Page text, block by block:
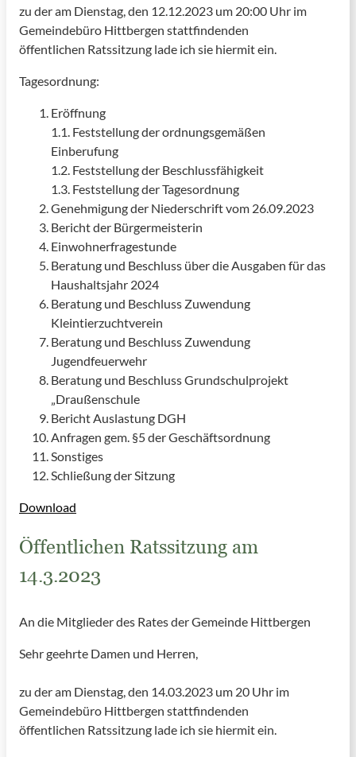
zu der am Dienstag, den 12.12.2023 um 20:00 Uhr im
Gemeindebüro Hittbergen stattfindenden
öffentlichen Ratssitzung lade ich sie hiermit ein.
Tagesordnung:
Eröffnung
1.1. Feststellung der ordnungsgemäßen
Einberufung
1.2. Feststellung der Beschlussfähigkeit
1.3. Feststellung der Tagesordnung
Genehmigung der Niederschrift vom 26.09.2023
Bericht der Bürgermeisterin
Einwohnerfragestunde
Beratung und Beschluss über die Ausgaben für das
Haushaltsjahr 2024
Beratung und Beschluss Zuwendung
Kleintierzuchtverein
Beratung und Beschluss Zuwendung
Jugendfeuerwehr
Beratung und Beschluss Grundschulprojekt
„Draußenschule
Bericht Auslastung DGH
Anfragen gem. §5 der Geschäftsordnung
Sonstiges
Schließung der Sitzung
Download
Öffentlichen Ratssitzung am
14.3.2023
An die Mitglieder des Rates der Gemeinde Hittbergen
Sehr geehrte Damen und Herren,
zu der am Dienstag, den 14.03.2023 um 20 Uhr im
Gemeindebüro Hittbergen stattfindenden
öffentlichen Ratssitzung lade ich sie hiermit ein.